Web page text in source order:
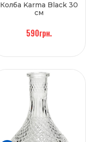
Колба Karma Black 30
см
590грн.